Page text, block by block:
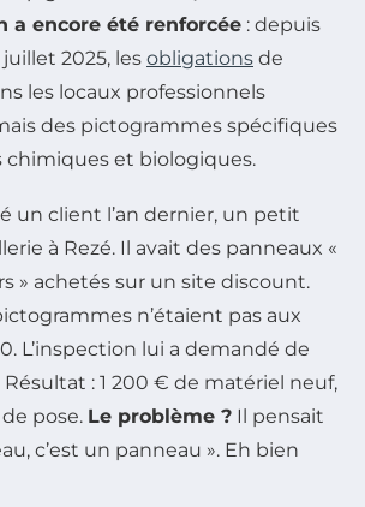
a encore été renforcée : depuis
2025, les obligations de
les locaux professionnels
des pictogrammes spécifiques
chimiques et biologiques.
un client l’an dernier, un petit
à Rezé. Il avait des panneaux «
» achetés sur un site discount.
n’étaient pas aux
L’inspection lui a demandé de
: 1 200 € de matériel neuf,
pose. Le problème ? Il pensait
c’est un panneau ». Eh bien